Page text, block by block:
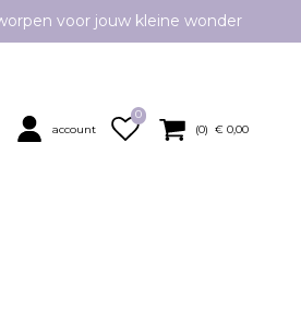
voor jouw kleine wonder
account
0
(0) € 0,00